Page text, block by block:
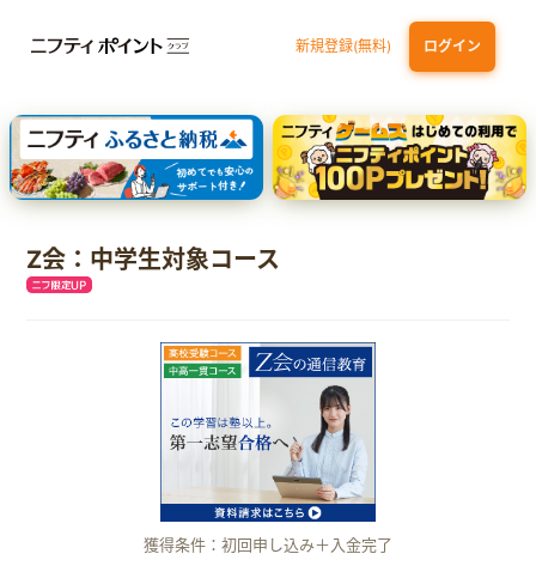
新規登録(無料) ログイン
dカード 九州カードNEXT JCB ORIGINAL SERIES：JCBカード S
三井住友カード ゴールド（NL）（家族カード発行）
【実質初月無料】DMM | Disney+(ディズニープラス) セットプラン
Z会：中学生対象コース
獲得条件：初回申し込み＋入金完了